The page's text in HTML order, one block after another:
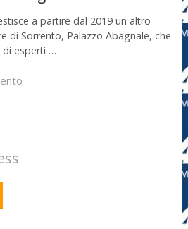
a partire dal 2019 un altro
di Sorrento, Palazzo Abagnale, che
di esperti …